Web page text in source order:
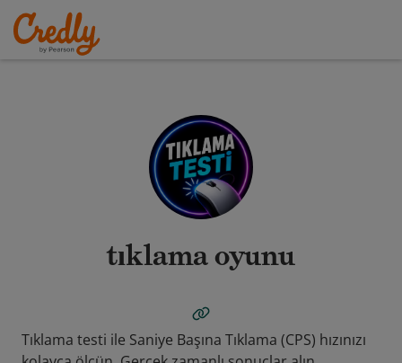
tıklama oyunu
Tıklama testi ile Saniye Başına Tıklama (CPS) hızınızı